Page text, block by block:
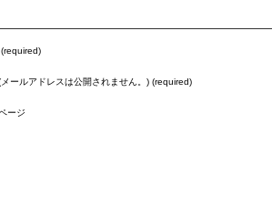
メールアドレスは公開されません。) (required)
ージ